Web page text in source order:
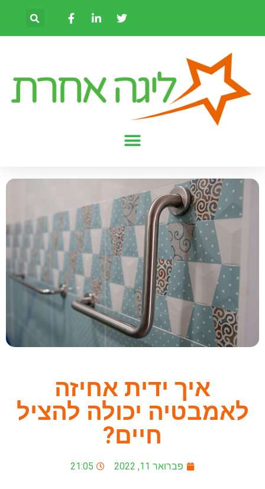
איך ידית אחיזה
לאמבטיה יכולה להציל
חיים?
פברואר 11, 2022 21:05